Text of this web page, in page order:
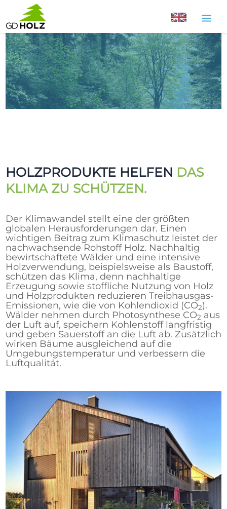
Inhalt
springen
HOLZPRODUKTE HELFEN DAS
KLIMA ZU SCHÜTZEN.
Der Klimawandel stellt eine der größten
globalen Herausforderungen dar. Einen
wichtigen Beitrag zum Klimaschutz leistet der
nachwachsende Rohstoff Holz. Nachhaltig
bewirtschaftete Wälder und eine intensive
Holzverwendung, beispielsweise als Baustoff,
schützen das Klima, denn nachhaltige
Erzeugung sowie stoffliche Nutzung von Holz
und Holzprodukten reduzieren Treibhausgas-
Emissionen, wie die von Kohlendioxid (CO2).
Wälder nehmen durch Photosynthese CO2 aus
der Luft auf, speichern Kohlenstoff langfristig
und geben Sauerstoff an die Luft ab. Zusätzlich
wirken Bäume ausgleichend auf die
Umgebungstemperatur und verbessern die
Luftqualität.